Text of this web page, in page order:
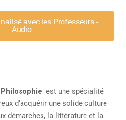
avec les Professeurs -
Audio
est une spécialité
d’acquérir une solide culture
démarches, la littérature et la